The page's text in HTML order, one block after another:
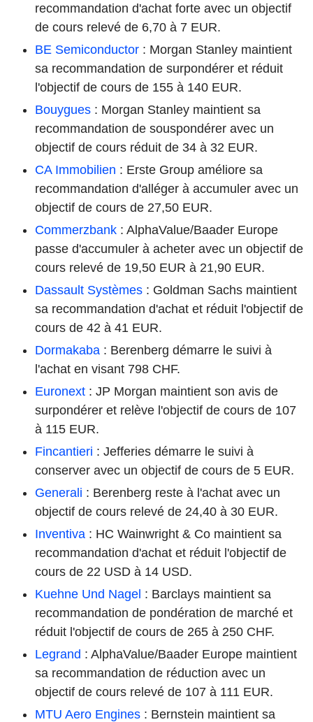
recommandation d'achat forte avec un objectif
de cours relevé de 6,70 à 7 EUR.
BE Semiconductor : Morgan Stanley maintient
sa recommandation de surpondérer et réduit
l'objectif de cours de 155 à 140 EUR.
Bouygues : Morgan Stanley maintient sa
recommandation de souspondérer avec un
objectif de cours réduit de 34 à 32 EUR.
CA Immobilien : Erste Group améliore sa
recommandation d'alléger à accumuler avec un
objectif de cours de 27,50 EUR.
Commerzbank : AlphaValue/Baader Europe
passe d'accumuler à acheter avec un objectif de
cours relevé de 19,50 EUR à 21,90 EUR.
Dassault Systèmes : Goldman Sachs maintient
sa recommandation d'achat et réduit l'objectif de
cours de 42 à 41 EUR.
Dormakaba : Berenberg démarre le suivi à
l'achat en visant 798 CHF.
Euronext : JP Morgan maintient son avis de
surpondérer et relève l'objectif de cours de 107
à 115 EUR.
Fincantieri : Jefferies démarre le suivi à
conserver avec un objectif de cours de 5 EUR.
Generali : Berenberg reste à l'achat avec un
objectif de cours relevé de 24,40 à 30 EUR.
Inventiva : HC Wainwright & Co maintient sa
recommandation d'achat et réduit l'objectif de
cours de 22 USD à 14 USD.
Kuehne Und Nagel : Barclays maintient sa
recommandation de pondération de marché et
réduit l'objectif de cours de 265 à 250 CHF.
Legrand : AlphaValue/Baader Europe maintient
sa recommandation de réduction avec un
objectif de cours relevé de 107 à 111 EUR.
MTU Aero Engines : Bernstein maintient sa